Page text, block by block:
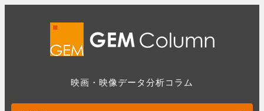
映画・映像データ分析コラム